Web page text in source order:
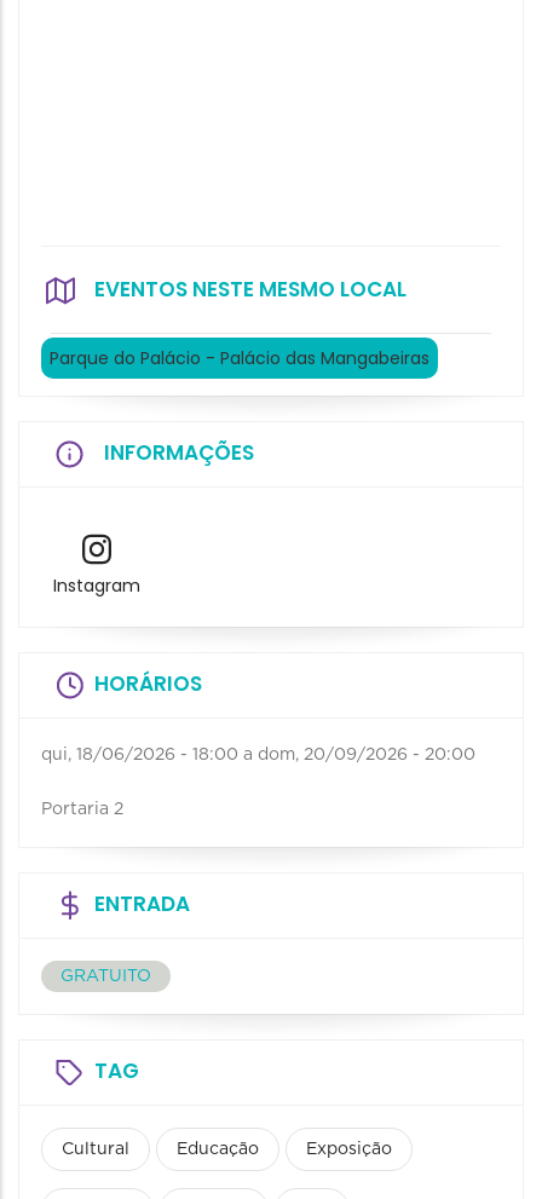
EVENTOS NESTE MESMO LOCAL
Parque do Palácio - Palácio das Mangabeiras
INFORMAÇÕES
Instagram
HORÁRIOS
qui, 18/06/2026 - 18:00 a dom, 20/09/2026 - 20:00
Portaria 2
ENTRADA
GRATUITO
TAG
Cultural Educação Exposição